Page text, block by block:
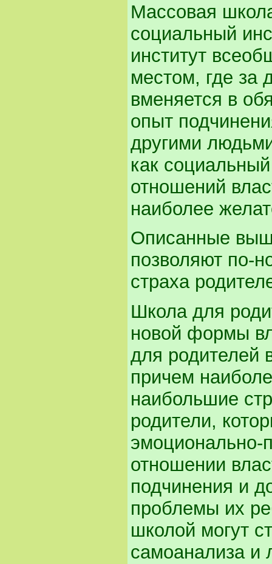
Массовая
социальный
институт
местом, где за
вменяется в
опыт
другими
как
отношений
наиболее
Описанные
позволяют по-
страха
Школа для
новой формы
для родителей
причем
наибольшие
родители,
эмоционально-
отношении
подчинения и
проблемы их
школой могут
самоанализа и